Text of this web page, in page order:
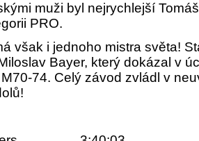
muži byl nejrychlejší
PRO.
však i jednoho mistra světa!
Bayer, který dokázal v
74. Celý závod zvládl v